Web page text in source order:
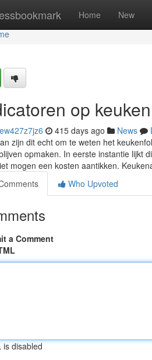
Home New
op
415 days ago News
zijn dit echt om te weten het
opmaken. In eerste instantie lijkt
mogen een kosten aantikken.
Who Upvoted
a Comment
is disabled